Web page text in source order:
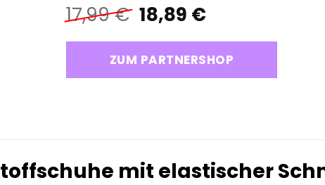
17,99€ Ursprünglicher
Preis
war:
17,99 €
18,89 €Aktueller
ist:
18,89 €.
ZUM PARTNERSHOP
mit elastischer